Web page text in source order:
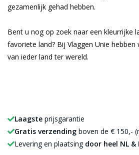
gezamenlijk gehad hebben.
Bent u nog op zoek naar een kleurrijke
favoriete land? Bij Vlaggen Unie hebben
van ieder land ter wereld.
Laagste prijsgarantie
Gratis verzending boven de € 150,-
Levering en plaatsing door heel NL &